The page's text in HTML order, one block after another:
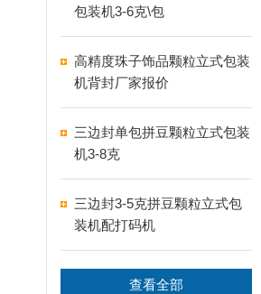
包装机3-6克\包
高精度珠子饰品颗粒立式包装
机背封厂家报价
三边封单包拼豆颗粒立式包装
机3-8克
三边封3-5克拼豆颗粒立式包
装机配打码机
查看全部